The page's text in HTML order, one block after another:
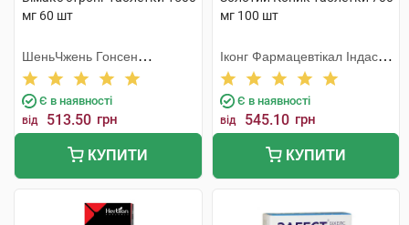
мг 60 шт
ШеньЧжень Гонсен
Байоледжі Індастрі Ко. Лтд
Є в наявності
від 513.50 грн
КУПИТИ
мг 100 шт
Іконг Фармацевтікал Індастрі
Ко
Є в наявності
від 545.10 грн
КУПИТИ